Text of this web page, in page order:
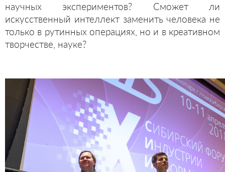
научных экспериментов? Сможет ли
искусственный интеллект заменить человека не
только в рутинных операциях, но и в креативном
творчестве, науке?